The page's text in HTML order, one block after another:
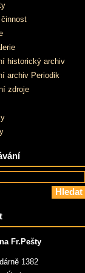
historický archiv
archiv Periodik
zdroje
Fr.Pešty
1382